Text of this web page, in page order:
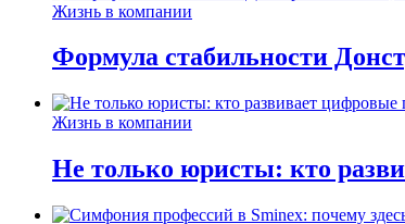
Жизнь в компании
Формула стабильности
Жизнь в компании
Не только юристы: кто